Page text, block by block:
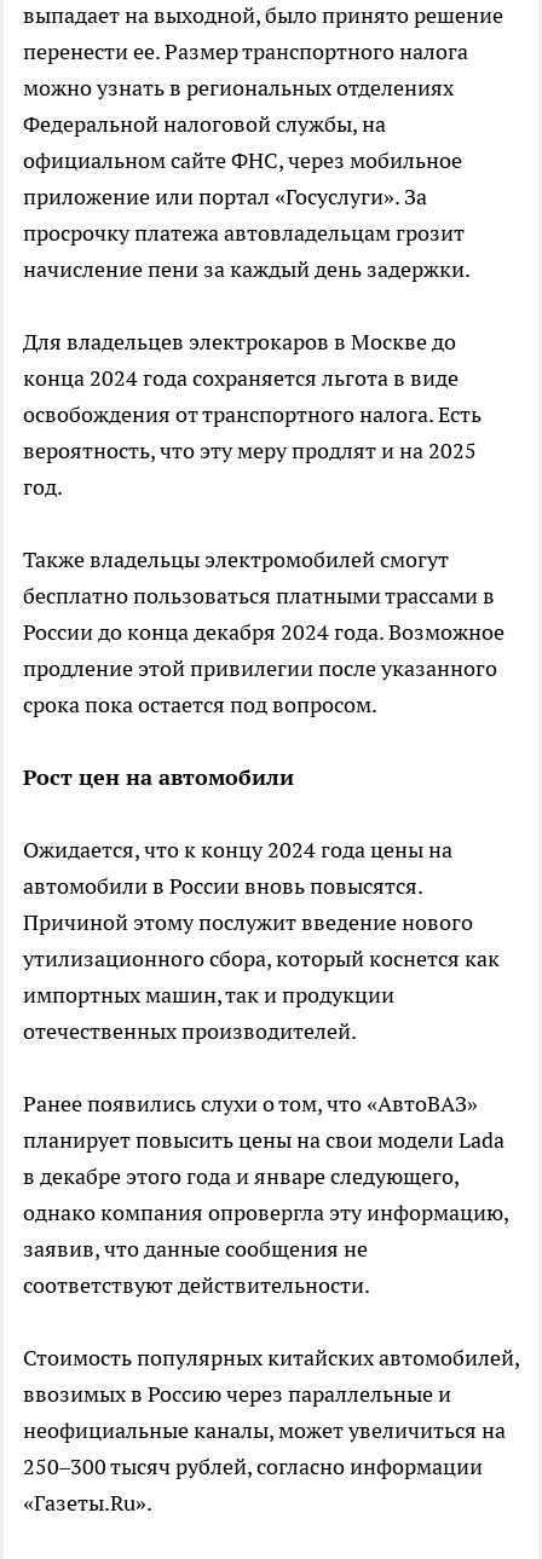
выпадает на выходной, было принято решение
перенести ее. Размер транспортного налога
можно узнать в региональных отделениях
Федеральной налоговой службы, на
официальном сайте ФНС, через мобильное
приложение или портал «Госуслуги». За
просрочку платежа автовладельцам грозит
начисление пени за каждый день задержки.
Для владельцев электрокаров в Москве до
конца 2024 года сохраняется льгота в виде
освобождения от транспортного налога. Есть
вероятность, что эту меру продлят и на 2025
год.
Также владельцы электромобилей смогут
бесплатно пользоваться платными трассами в
России до конца декабря 2024 года. Возможное
продление этой привилегии после указанного
срока пока остается под вопросом.
Рост цен на автомобили
Ожидается, что к концу 2024 года цены на
автомобили в России вновь повысятся.
Причиной этому послужит введение нового
утилизационного сбора, который коснется как
импортных машин, так и продукции
отечественных производителей.
Ранее появились слухи о том, что «АвтоВАЗ»
планирует повысить цены на свои модели Lada
в декабре этого года и январе следующего,
однако компания опровергла эту информацию,
заявив, что данные сообщения не
соответствуют действительности.
Стоимость популярных китайских автомобилей,
ввозимых в Россию через параллельные и
неофициальные каналы, может увеличиться на
250–300 тысяч рублей, согласно информации
«Газеты.Ru».